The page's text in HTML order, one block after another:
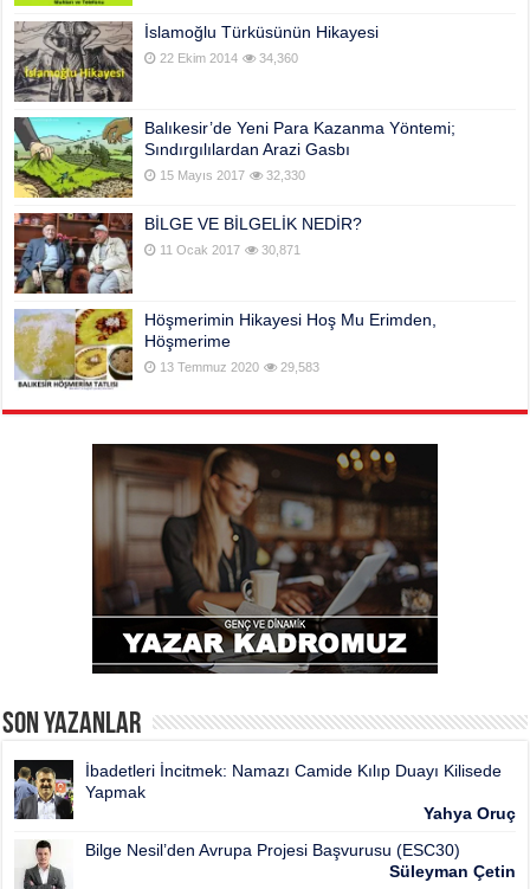
İslamoğlu Türküsünün Hikayesi
22 Ekim 2014 34,360
Balıkesir’de Yeni Para Kazanma Yöntemi;
Sındırgılılardan Arazi Gasbı
15 Mayıs 2017 32,330
BİLGE VE BİLGELİK NEDİR?
11 Ocak 2017 30,871
Höşmerimin Hikayesi Hoş Mu Erimden,
Höşmerime
13 Temmuz 2020 29,583
Son Yazanlar
İbadetleri İncitmek: Namazı Camide Kılıp Duayı Kilisede
Yapmak
Yahya Oruç
Bilge Nesil’den Avrupa Projesi Başvurusu (ESC30)
Süleyman Çetin